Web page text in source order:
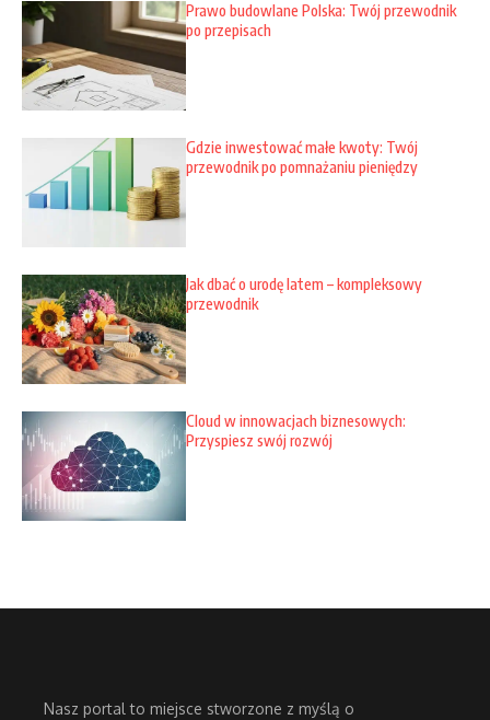
Prawo budowlane Polska: Twój przewodnik
po przepisach
Gdzie inwestować małe kwoty: Twój
przewodnik po pomnażaniu pieniędzy
Jak dbać o urodę latem – kompleksowy
przewodnik
Cloud w innowacjach biznesowych:
Przyspiesz swój rozwój
Nasz portal to miejsce stworzone z myślą o